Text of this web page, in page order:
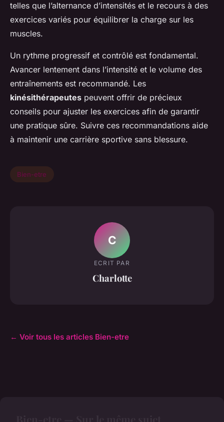
telles que l’alternance d’intensités et le recours à des
exercices variés pour équilibrer la charge sur les
muscles.
Un rythme progressif et contrôlé est fondamental.
Avancer lentement dans l’intensité et le volume des
entraînements est recommandé. Les
kinésithérapeutes peuvent offrir de précieux
conseils pour ajuster les exercices afin de garantir
une pratique sûre. Suivre ces recommandations aide
à maintenir une carrière sportive sans blessure.
Bien-etre
C
ECRIT PAR
Charlotte
← Voir tous les articles Bien-etre